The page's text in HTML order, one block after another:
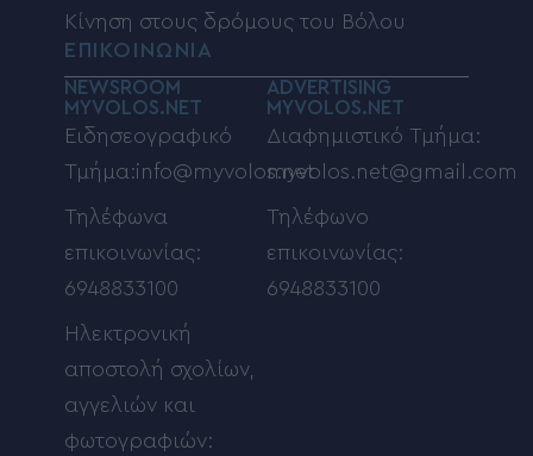
Κίνηση στους δρόμους του Βόλου
ΕΠΙΚΟΙΝΩΝΙΑ
NEWSROOM
MYVOLOS.NET
Ειδησεογραφικό
Τμήμα:info@myvolos.net
Τηλέφωνα
επικοινωνίας:
6948833100
Ηλεκτρονική
αποστολή σχολίων,
αγγελιών και
φωτογραφιών:
ADVERTISING
MYVOLOS.NET
Διαφημιστικό Τμήμα:
myvolos.net@gmail.com
Τηλέφωνο
επικοινωνίας:
6948833100